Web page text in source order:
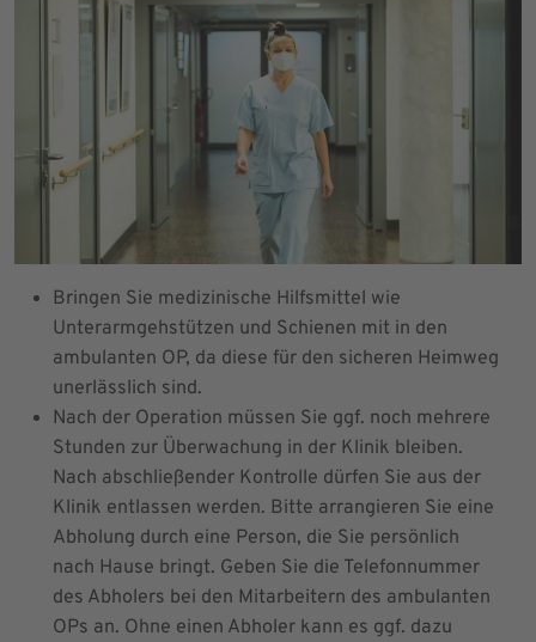
Bringen Sie medizinische Hilfsmittel wie
Unterarmgehstützen und Schienen mit in den
ambulanten OP, da diese für den sicheren Heimweg
unerlässlich sind.
Nach der Operation müssen Sie ggf. noch mehrere
Stunden zur Überwachung in der Klinik bleiben.
Nach abschließender Kontrolle dürfen Sie aus der
Klinik entlassen werden. Bitte arrangieren Sie eine
Abholung durch eine Person, die Sie persönlich
nach Hause bringt. Geben Sie die Telefonnummer
des Abholers bei den Mitarbeitern des ambulanten
OPs an. Ohne einen Abholer kann es ggf. dazu